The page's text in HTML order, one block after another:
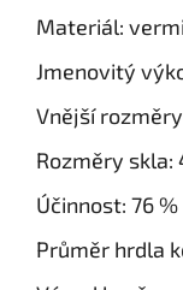
Materiál:
Jmenovitý
Vnější
Rozměry skla:
Účinnost: 76%
Průměr hrdla